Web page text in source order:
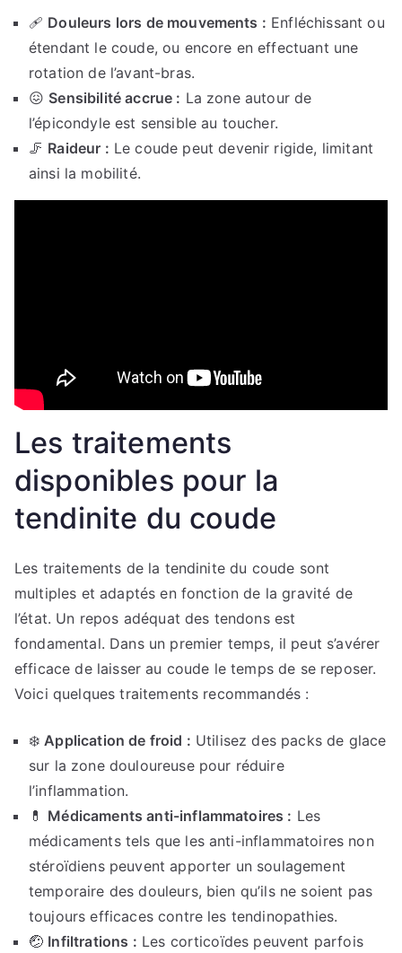
🩹 Douleurs lors de mouvements : Enfléchissant ou
étendant le coude, ou encore en effectuant une
rotation de l’avant-bras.
😖 Sensibilité accrue : La zone autour de
l’épicondyle est sensible au toucher.
🦵 Raideur : Le coude peut devenir rigide, limitant
ainsi la mobilité.
Les traitements
disponibles pour la
tendinite du coude
Les traitements de la tendinite du coude sont
multiples et adaptés en fonction de la gravité de
l’état. Un repos adéquat des tendons est
fondamental. Dans un premier temps, il peut s’avérer
efficace de laisser au coude le temps de se reposer.
Voici quelques traitements recommandés :
❄️ Application de froid : Utilisez des packs de glace
sur la zone douloureuse pour réduire
l’inflammation.
💊 Médicaments anti-inflammatoires : Les
médicaments tels que les anti-inflammatoires non
stéroïdiens peuvent apporter un soulagement
temporaire des douleurs, bien qu’ils ne soient pas
toujours efficaces contre les tendinopathies.
🤕 Infiltrations : Les corticoïdes peuvent parfois